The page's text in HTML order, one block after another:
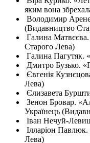
яким вона
Володимир
(Видавництво
Галина
Старого Лева)
Галина Пагутяк.
Дмитро Бузько.
Євгенія
Лева)
Єлизавета
Зенон Бровар.
Українець
Іван Нечуй-
Ілларіон
Лева)